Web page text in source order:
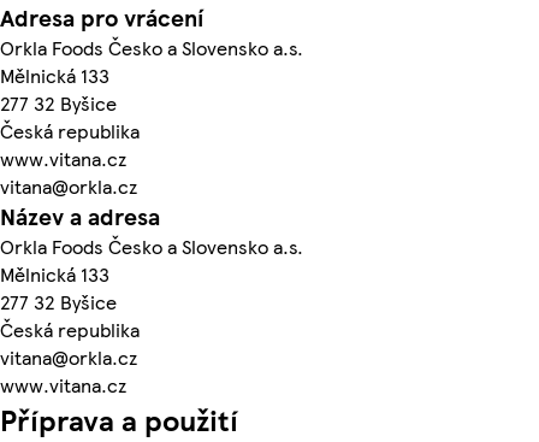
Adresa pro vrácení
Orkla Foods Česko a Slovensko a.s.
Mělnická 133
277 32 Byšice
Česká republika
www.vitana.cz
vitana@orkla.cz
Název a adresa
Orkla Foods Česko a Slovensko a.s.
Mělnická 133
277 32 Byšice
Česká republika
vitana@orkla.cz
www.vitana.cz
Příprava a použití